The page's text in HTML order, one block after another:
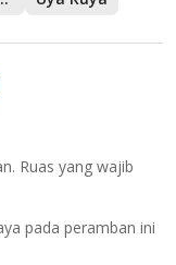
Ruas yang wajib
pada peramban ini